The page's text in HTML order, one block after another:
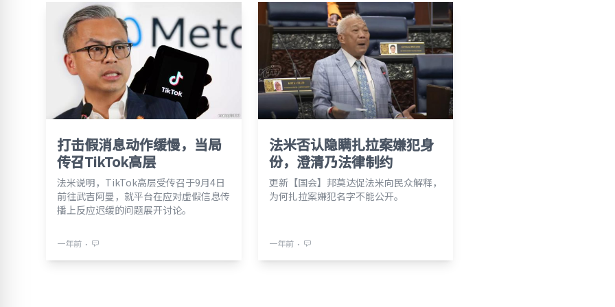
打击假消息动作缓慢，当局
传召TikTok高层
法米说明，TikTok高层受传召于9月4日
前往武吉阿曼，就平台在应对虚假信息传
播上反应迟缓的问题展开讨论。
一年前 ⋅
法米否认隐瞒扎拉案嫌犯身
份，澄清乃法律制约
更新【国会】邦莫达促法米向民众解释，
为何扎拉案嫌犯名字不能公开。
一年前 ⋅